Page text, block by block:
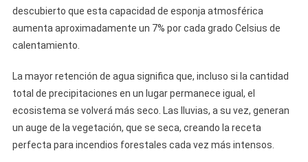
descubierto que esta capacidad de esponja atmosférica
aumenta aproximadamente un 7% por cada grado Celsius de
calentamiento.
La mayor retención de agua significa que, incluso si la cantidad
total de precipitaciones en un lugar permanece igual, el
ecosistema se volverá más seco. Las lluvias, a su vez, generan
un auge de la vegetación, que se seca, creando la receta
perfecta para incendios forestales cada vez más intensos.